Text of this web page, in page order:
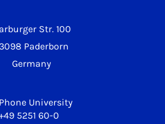
Str. 100
Paderborn
Germany
Phone University
5251 60-0